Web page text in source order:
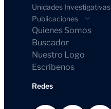
Unidades Investigativas
Publicaciones
Quienes Somos
Buscador
Nuestro Logo
Escribenos
Redes